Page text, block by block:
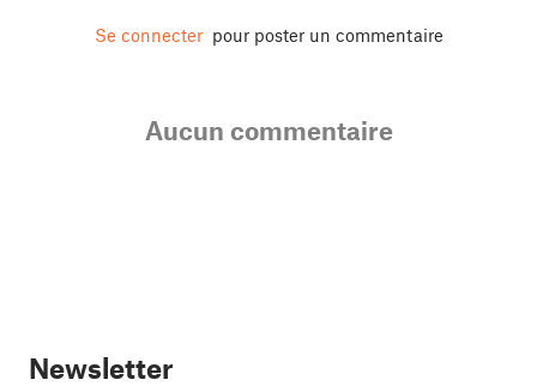
Se connecter pour poster un commentaire
Aucun commentaire
Newsletter